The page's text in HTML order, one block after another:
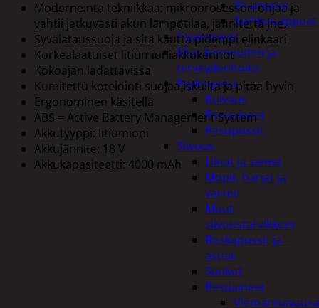
Shampoot
Suihkusaippuat
Hyvinvointi
Muu kauneuden ja
terveydenhoito
Pyykinpesu
Kuivaus
Pesuaineet
Pesupussit
Siivous
Liinat ja sienet
Mopit, harjat ja
varret
Muut
siivoustarvikkeet
Roskapussit ja -
astiat
Sankot
Pesuaineet
Moderneinta tekniikkaa: mikroprosessori ohjaa ja
vahtii jatkuvasti akun lämpötilaa, jännitettä jne.
Syvälataussuoja ja sitä kautta pidempi elinkaari
Korkealaatuiset litiumioniakkukennot
Kokoajan ladattavissa
Kumitettu kotelointi suojaa iskuilta ja pitää hyvin
Ergonominen käsitellä
ABS = Active Battery Management System
Akkutyyppi: litiumioni
Akkujännite: 18 V
Akkukapasiteetti: 4000 mAh